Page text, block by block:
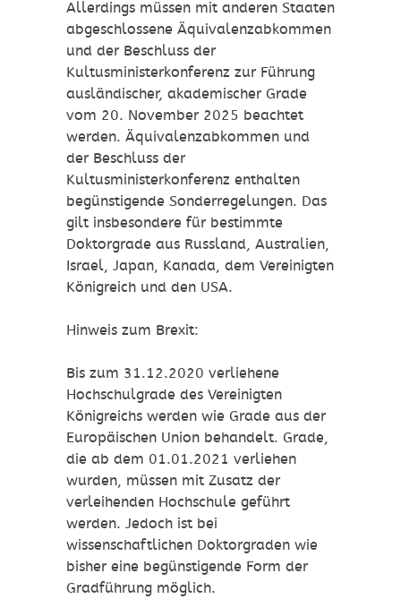
Allerdings müssen mit anderen Staaten
abgeschlossene Äquivalenzabkommen
und der Beschluss der
Kultusministerkonferenz zur Führung
ausländischer, akademischer Grade
vom 20. November 2025 beachtet
werden. Äquivalenzabkommen und
der Beschluss der
Kultusministerkonferenz enthalten
begünstigende Sonderregelungen. Das
gilt insbesondere für bestimmte
Doktorgrade aus Russland, Australien,
Israel, Japan, Kanada, dem Vereinigten
Königreich und den USA.
Hinweis zum Brexit:
Bis zum 31.12.2020 verliehene
Hochschulgrade des Vereinigten
Königreichs werden wie Grade aus der
Europäischen Union behandelt. Grade,
die ab dem 01.01.2021 verliehen
wurden, müssen mit Zusatz der
verleihenden Hochschule geführt
werden. Jedoch ist bei
wissenschaftlichen Doktorgraden wie
bisher eine begünstigende Form der
Gradführung möglich.